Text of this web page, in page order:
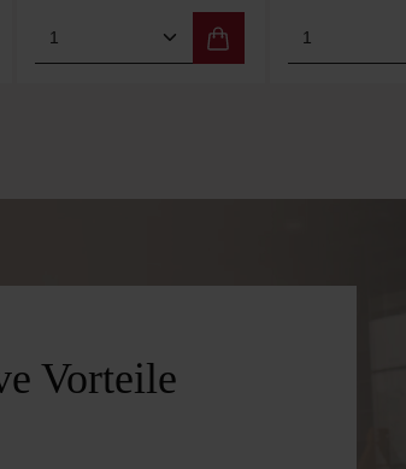
Wert ein oder benutze die
den gewünschten Wert
Produkt Anzahl: Gib den
Vorteile